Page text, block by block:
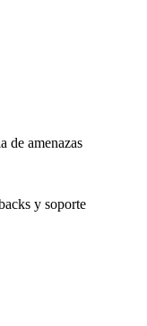
de amenazas
y soporte